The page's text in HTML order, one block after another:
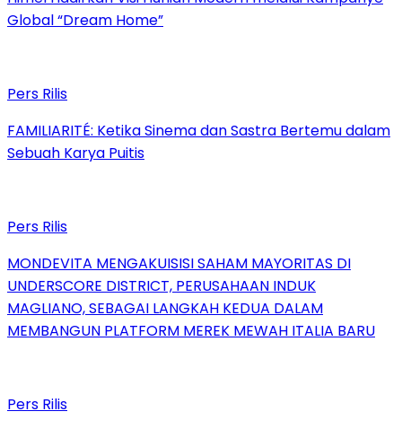
Global “Dream Home”
Pers Rilis
FAMILIARITÉ: Ketika Sinema dan Sastra Bertemu dalam
Sebuah Karya Puitis
Pers Rilis
MONDEVITA MENGAKUISISI SAHAM MAYORITAS DI
UNDERSCORE DISTRICT, PERUSAHAAN INDUK
MAGLIANO, SEBAGAI LANGKAH KEDUA DALAM
MEMBANGUN PLATFORM MEREK MEWAH ITALIA BARU
Pers Rilis